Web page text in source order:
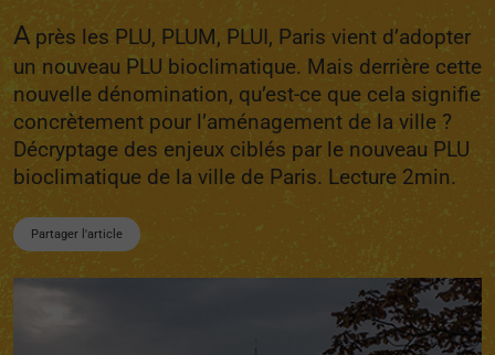
A près les PLU, PLUM, PLUI, Paris vient d’adopter
un nouveau PLU bioclimatique. Mais derrière cette
nouvelle dénomination, qu’est-ce que cela signifie
concrètement pour l’aménagement de la ville ?
Décryptage des enjeux ciblés par le nouveau PLU
bioclimatique de la ville de Paris. Lecture 2min.
Partager l'article